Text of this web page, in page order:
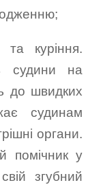
та куріння.
судини на
до швидких
судинам
органи.
помічник у
згубний